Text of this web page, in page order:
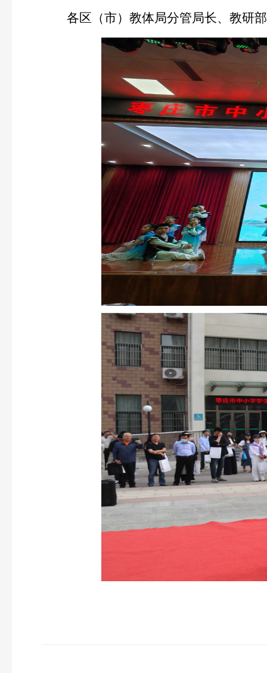
各区（市）教体局分管局长、教研